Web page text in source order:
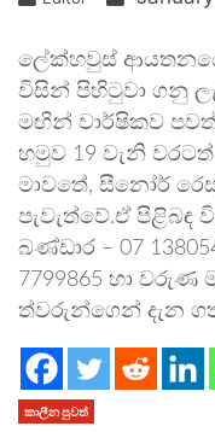
ලේක්හ­වුස් ආය­ත­නයේ
විසින් පිහි­ටුවා ගනු
මඟින් වාර්ෂි­කව
හමුව 19 වැනි
මාවතේ, සීනෝර්
පැවැත්වේ.ඒ
බණ්ඩාර – 07
7799865 හා වරුණ
ත්ව­රු­න්ගෙන් දැන
කාලීන පුවත්